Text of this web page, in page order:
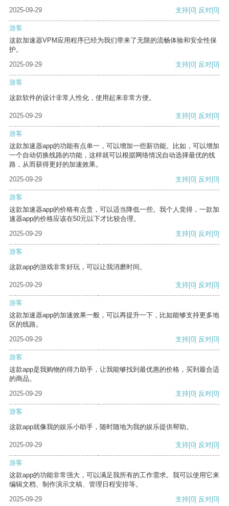
2025-09-29
支持[0] 反对[0]
游客
这款加速器VPM应用程序已经为我们带来了无限的流畅体验和安全性保
护。
2025-09-29
支持[0] 反对[0]
游客
这款软件的设计非常人性化，使用起来非常方便。
2025-09-29 支持[0] 反对[0]
游客
这款加速器app的功能有点单一，可以增加一些新功能。比如，可以增加
一个自动切换线路的功能，这样就可以根据网络情况自动选择最优的线
路，从而获得更好的加速效果。
2025-09-29
支持[0] 反对[0]
游客
这款加速器app的价格有点贵，可以适当降低一些。我个人觉得，一款加
速器app的价格应该在50元以下才比较合理。
2025-09-29
支持[0] 反对[0]
游客
这款app的游戏非常好玩，可以让我消磨时间。
2025-09-29 支持[0] 反对[0]
游客
这款加速器app的加速效果一般，可以再提升一下，比如能够支持更多地
区的线路。
2025-09-29
支持[0] 反对[0]
游客
这款app是我购物的得力助手，让我能够找到最优惠的价格，买到最合适
的商品。
2025-09-29
支持[0] 反对[0]
游客
这款app就像我的娱乐小助手，随时随地为我的娱乐提供帮助。
2025-09-29 支持[0] 反对[0]
游客
这款app的功能非常强大，可以满足我所有的工作需求。我可以使用它来
编辑文档、制作演示文稿、管理日程安排等。
2025-09-29
支持[0] 反对[0]